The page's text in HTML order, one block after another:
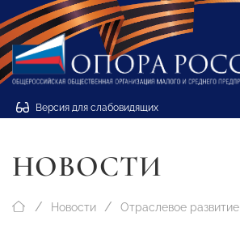
Версия для слабовидящих
НОВОСТИ
Новости Отраслевое развитие